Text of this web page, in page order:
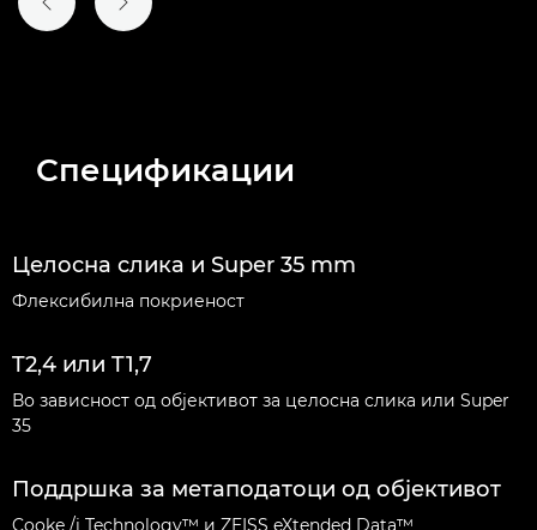
ПРЕТХОДЕН СЛАЈД
СЛЕДЕН СЛАЈД
Спецификации
Целосна слика и Super 35 mm
Флексибилна покриеност
T2,4 или T1,7
Во зависност од објективот за целосна слика или Super
35
Поддршка за метаподатоци од објективот
Cooke /i Technology™ и ZEISS eXtended Data™